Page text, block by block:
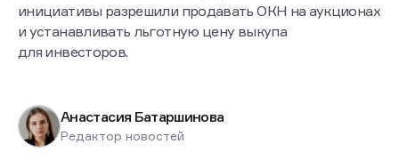
инициативы разрешили продавать ОКН на аукционах
и устанавливать льготную цену выкупа
для инвесторов.
Анастасия Батаршинова
Редактор новостей